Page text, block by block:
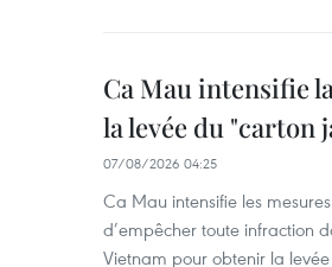
Ca Mau intensifie
la levée du "carton
07/08/2026 04:25
Ca Mau intensifie les
d’empêcher toute infraction
Vietnam pour obtenir la